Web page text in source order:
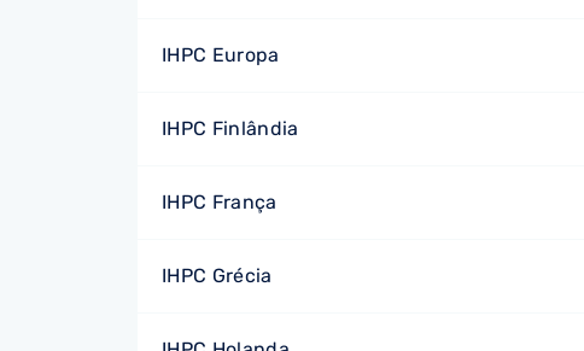
IHPC Europa
IHPC Finlândia
IHPC França
IHPC Grécia